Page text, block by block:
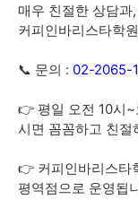
매우 친절한 상담
커피인바리스타학
📞 문의 : 02-2065-
👉 평일 오전 10시
시면 꼼꼼하고 친절
👉 커피인바리스타
평역점으로 운영됩